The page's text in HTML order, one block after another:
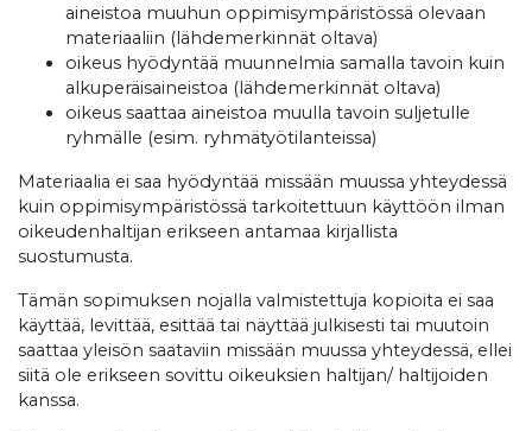
aineistoa muuhun oppimisympäristössä olevaan
materiaaliin (lähdemerkinnät oltava)
oikeus hyödyntää muunnelmia samalla tavoin kuin
alkuperäisaineistoa (lähdemerkinnät oltava)
oikeus saattaa aineistoa muulla tavoin suljetulle
ryhmälle (esim. ryhmätyötilanteissa)
Materiaalia ei saa hyödyntää missään muussa yhteydessä
kuin oppimisympäristössä tarkoitettuun käyttöön ilman
oikeudenhaltijan erikseen antamaa kirjallista
suostumusta.
Tämän sopimuksen nojalla valmistettuja kopioita ei saa
käyttää, levittää, esittää tai näyttää julkisesti tai muutoin
saattaa yleisön saataviin missään muussa yhteydessä, ellei
siitä ole erikseen sovittu oikeuksien haltijan/ haltijoiden
kanssa.